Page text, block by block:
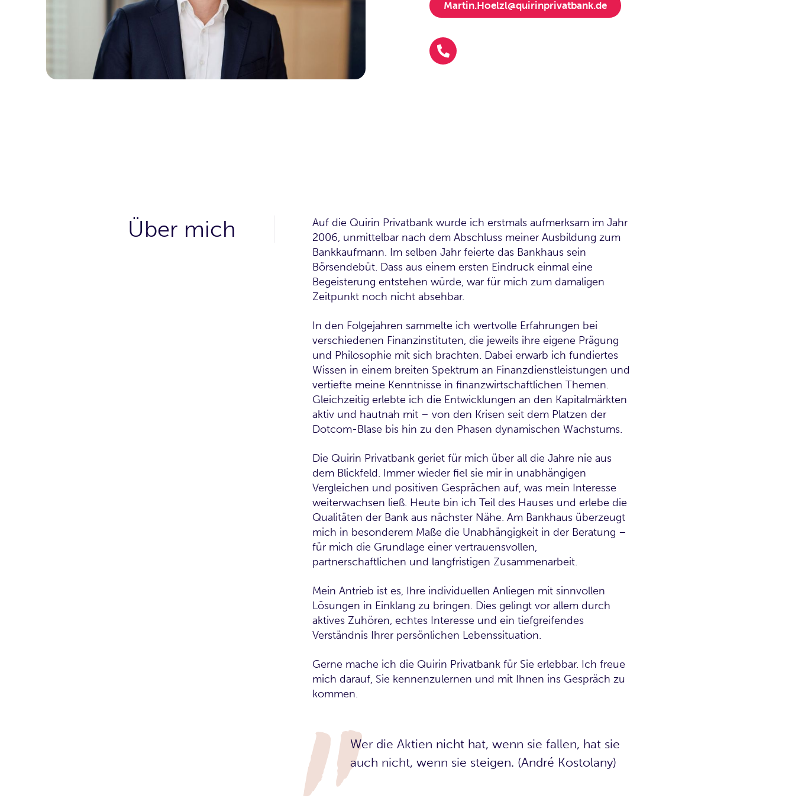
Martin.Hoelzl@quirinprivatbank.de
Über mich
Auf die Quirin Privatbank wurde ich erstmals aufmerksam im Jahr
2006, unmittelbar nach dem Abschluss meiner Ausbildung zum
Bankkaufmann. Im selben Jahr feierte das Bankhaus sein
Börsendebüt. Dass aus einem ersten Eindruck einmal eine
Begeisterung entstehen würde, war für mich zum damaligen
Zeitpunkt noch nicht absehbar.
In den Folgejahren sammelte ich wertvolle Erfahrungen bei
verschiedenen Finanzinstituten, die jeweils ihre eigene Prägung
und Philosophie mit sich brachten. Dabei erwarb ich fundiertes
Wissen in einem breiten Spektrum an Finanzdienstleistungen und
vertiefte meine Kenntnisse in finanzwirtschaftlichen Themen.
Gleichzeitig erlebte ich die Entwicklungen an den Kapitalmärkten
aktiv und hautnah mit – von den Krisen seit dem Platzen der
Dotcom-Blase bis hin zu den Phasen dynamischen Wachstums.
Die Quirin Privatbank geriet für mich über all die Jahre nie aus
dem Blickfeld. Immer wieder fiel sie mir in unabhängigen
Vergleichen und positiven Gesprächen auf, was mein Interesse
weiterwachsen ließ. Heute bin ich Teil des Hauses und erlebe die
Qualitäten der Bank aus nächster Nähe. Am Bankhaus überzeugt
mich in besonderem Maße die Unabhängigkeit in der Beratung –
für mich die Grundlage einer vertrauensvollen,
partnerschaftlichen und langfristigen Zusammenarbeit.
Mein Antrieb ist es, Ihre individuellen Anliegen mit sinnvollen
Lösungen in Einklang zu bringen. Dies gelingt vor allem durch
aktives Zuhören, echtes Interesse und ein tiefgreifendes
Verständnis Ihrer persönlichen Lebenssituation.
Gerne mache ich die Quirin Privatbank für Sie erlebbar. Ich freue
mich darauf, Sie kennenzulernen und mit Ihnen ins Gespräch zu
kommen.
Wer die Aktien nicht hat, wenn sie fallen, hat sie
auch nicht, wenn sie steigen. (André Kostolany)